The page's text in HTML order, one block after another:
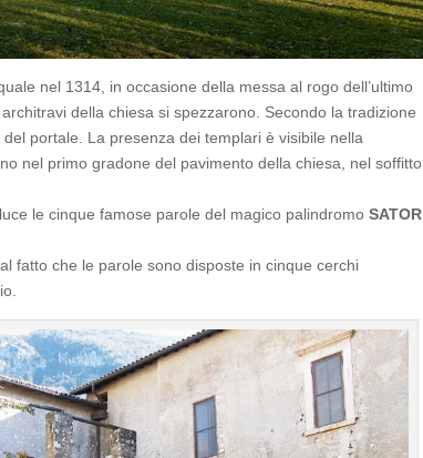
nel 1314, in occasione della messa al rogo dell’ultimo
architravi della chiesa si spezzarono. Secondo la tradizione
portale. La presenza dei templari è visibile nella
nel primo gradone del pavimento della chiesa, nel soffitto
le cinque famose parole del magico palindromoSATOR
fatto che le parole sono disposte in cinque cerchi